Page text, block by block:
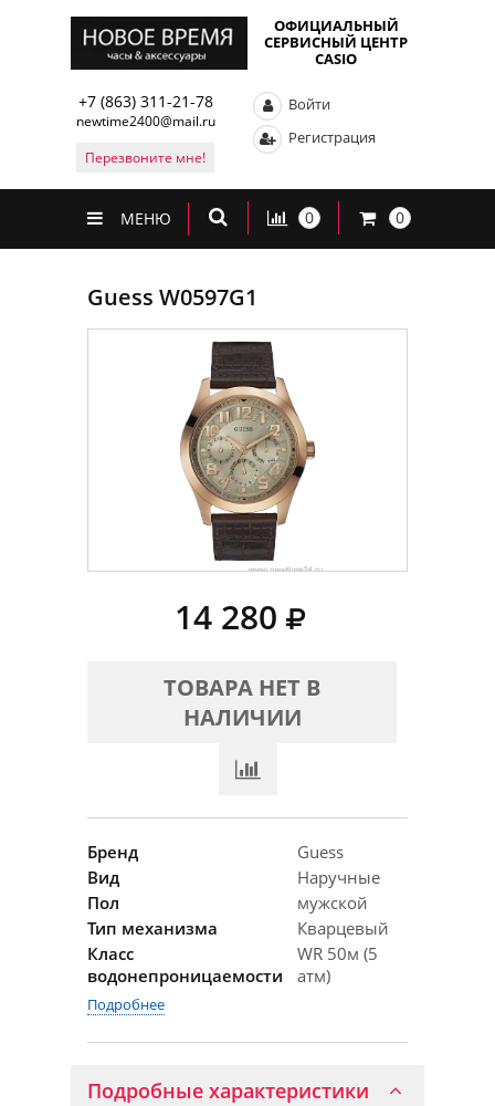
ОФИЦИАЛЬНЫЙ
СЕРВИСНЫЙ ЦЕНТР
CASIO
+7 (863) 311-21-78
newtime2400@mail.ru
Перезвоните мне!
Войти
Регистрация
МЕНЮ 0 0
Guess W0597G1
14 280
ТОВАРА НЕТ В
НАЛИЧИИ
Бренд
Guess
Вид
Наручные
Пол
мужской
Тип механизма
Кварцевый
Класс
водонепроницаемости
WR 50м (5
атм)
Подробнее
Подробные характеристики